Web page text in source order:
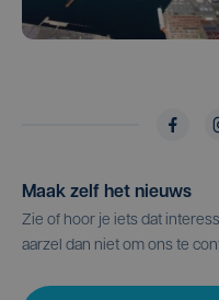
Maak zelf het nieuws
Zie of hoor je iets dat
aarzel dan niet om ons te